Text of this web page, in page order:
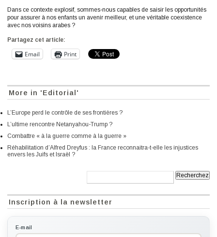
Dans ce contexte explosif, sommes-nous capables de saisir les opportunités
pour assurer à nos enfants un avenir meilleur, et une véritable coexistence
avec nos voisins arabes ?
Partagez cet article:
Email Print
More in 'Editorial'
L’Europe perd le contrôle de ses frontières ?
L’ultime rencontre Netanyahou-Trump ?
Combattre « à la guerre comme à la guerre »
Réhabilitation d’Alfred Dreyfus : la France reconnaitra-t-elle les injustices
envers les Juifs et Israël ?
Inscription à la newsletter
E-mail